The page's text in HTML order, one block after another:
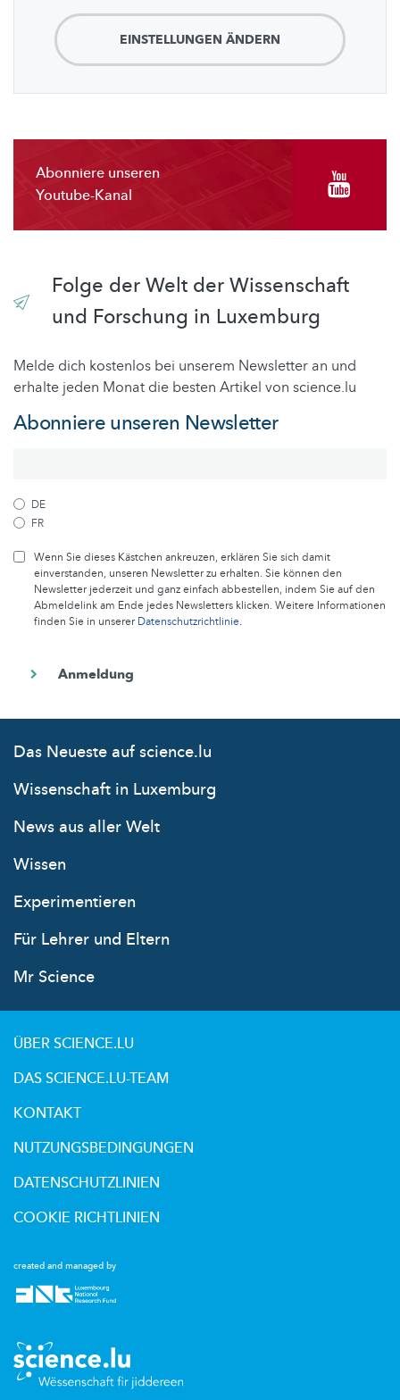
EINSTELLUNGEN ÄNDERN
Abonniere unseren
Youtube-Kanal
Folge der Welt der Wissenschaft
und Forschung in Luxemburg
Melde dich kostenlos bei unserem Newsletter an und
erhalte jeden Monat die besten Artikel von science.lu
Abonniere unseren Newsletter
DE
FR
Wenn Sie dieses Kästchen ankreuzen, erklären Sie sich damit
einverstanden, unseren Newsletter zu erhalten. Sie können den
Newsletter jederzeit und ganz einfach abbestellen, indem Sie auf den
Abmeldelink am Ende jedes Newsletters klicken. Weitere Informationen
finden Sie in unsererDatenschutzrichtlinie.
Das Neueste auf science.lu
Wissenschaft in Luxemburg
News aus aller Welt
Wissen
Experimentieren
Für Lehrer und Eltern
Mr Science
created and managed by
ÜBER SCIENCE.LU
DAS SCIENCE.LU-TEAM
KONTAKT
NUTZUNGSBEDINGUNGEN
DATENSCHUTZLINIEN
COOKIE RICHTLINIEN